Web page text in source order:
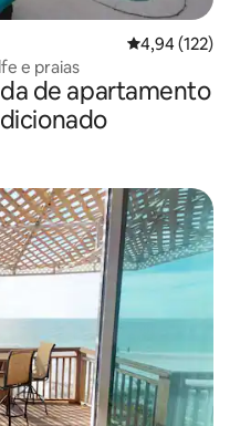
4,94 de uma
4,94 (122)
e praias
de apartamento